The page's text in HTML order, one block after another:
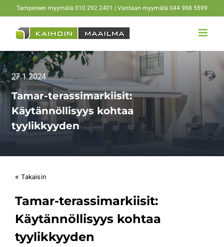
to
content
Tampereen myymälä 010 292 2401 | Vantaan myymälä 044 988 5599
27.1.2024
Tamar-terassimarkiisit:
Käytännöllisyys kohtaa
tyylikkyyden
« Takaisin
Tamar-terassimarkiisit:
Käytännöllisyys kohtaa
tyylikkyyden